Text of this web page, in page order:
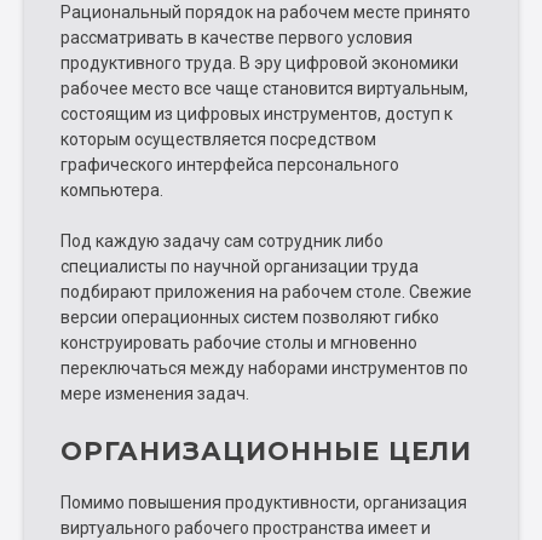
Рациональный порядок на рабочем месте принято
рассматривать в качестве первого условия
продуктивного труда. В эру цифровой экономики
рабочее место все чаще становится виртуальным,
состоящим из цифровых инструментов, доступ к
которым осуществляется посредством
графического интерфейса персонального
компьютера.
Под каждую задачу сам сотрудник либо
специалисты по научной организации труда
подбирают приложения на рабочем столе. Свежие
версии операционных систем позволяют гибко
конструировать рабочие столы и мгновенно
переключаться между наборами инструментов по
мере изменения задач.
ОРГАНИЗАЦИОННЫЕ ЦЕЛИ
Помимо повышения продуктивности, организация
виртуального рабочего пространства имеет и